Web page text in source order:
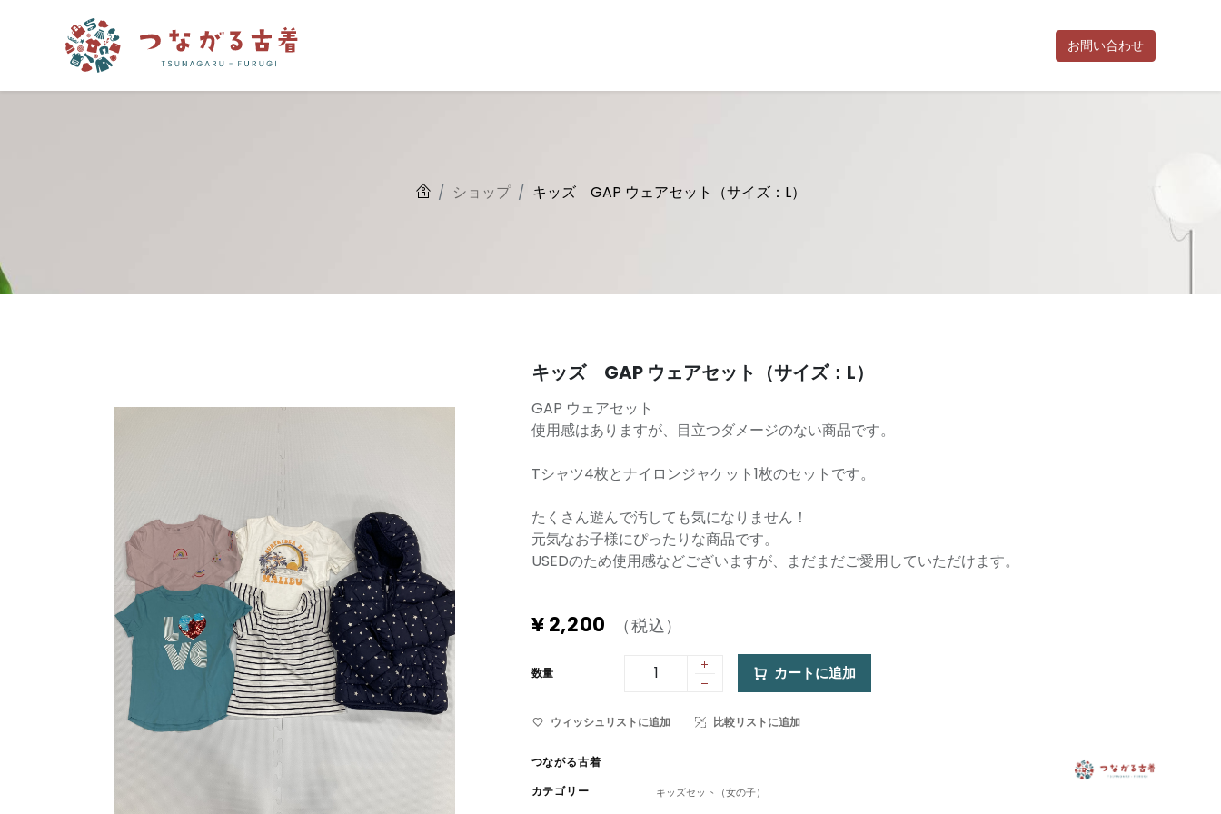
利用規約 ポイント規約
お問い合わせ
ショップ キッズ GAP ウェアセット（サイズ：L）
キッズ GAP ウェアセット（サイズ：L）
GAP ウェアセット
使用感はありますが、目立つダメージのない商品です。
Tシャツ4枚とナイロンジャケット1枚のセットです。
たくさん遊んで汚しても気になりません！
元気なお子様にぴったりな商品です。
USEDのため使用感などございますが、まだまだご愛用していただけます。
¥ 2,200 （税込）
数量 カートに追加
比較リストに追加
ウィッシュリストに追加
つながる古着
カテゴリー
キッズセット（女の子）